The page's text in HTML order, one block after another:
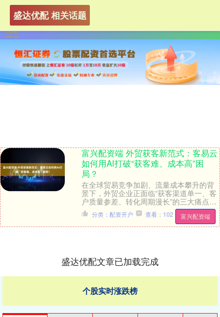
盛达优配 相关话题
富兴配资端 外贸获客新范式：客易云
如何用AI打破“获客难、成本高”困
局？
在全球贸易竞争加剧、流量成本攀升的背
景下，外贸企业正面临“获客渠道单一、客
户质量参差、转化周期漫长”的三大痛点。
客易云公司凭借其AI驱动的智能获客系
统，通过“数....
富兴配资端
分类：配资开户 查看：102
盛达优配文章已加载完成
个股实时涨跌榜